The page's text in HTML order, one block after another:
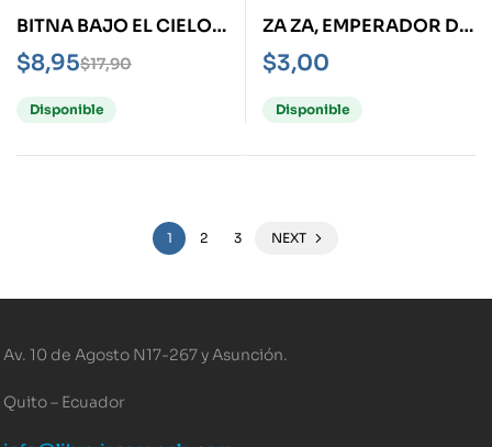
BITNA BAJO EL CIELO
DE SEÚL$17,90
$8,95
Disponible
ZA ZA, EMPERADOR DE
IBIZA
$3,00
Disponible
1 2 3 NEXT
Av. 10 de Agosto N17-267 y Asunción.
Quito – Ecuador